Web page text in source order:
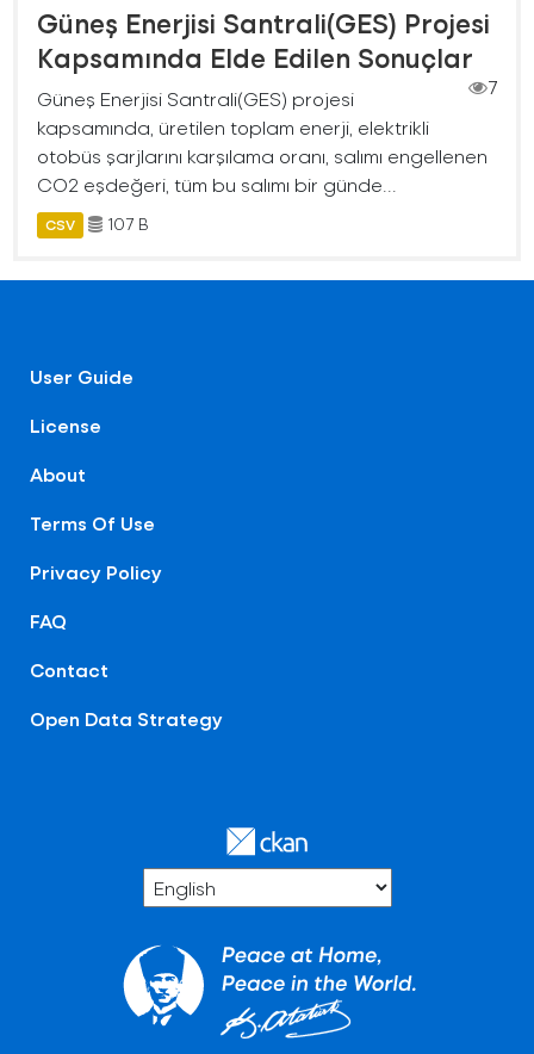
Güneş Enerjisi Santrali(GES) Projesi
Kapsamında Elde Edilen Sonuçlar
7
Güneş Enerjisi Santrali(GES) projesi
kapsamında, üretilen toplam enerji, elektrikli
otobüs şarjlarını karşılama oranı, salımı engellenen
CO2 eşdeğeri, tüm bu salımı bir günde...
CSV 107 B
User Guide
License
About
Terms Of Use
Privacy Policy
FAQ
Contact
Open Data Strategy